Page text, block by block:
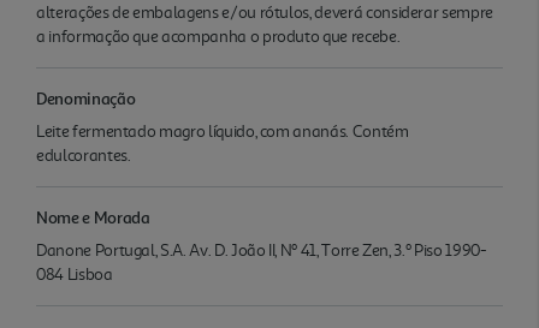
alterações de embalagens e/ou rótulos, deverá considerar sempre
a informação que acompanha o produto que recebe.
Denominação
Leite fermentado magro líquido, com ananás. Contém
edulcorantes.
Nome e Morada
Danone Portugal, S.A. Av. D. João II, Nº 41, Torre Zen, 3.º Piso 1990-
084 Lisboa